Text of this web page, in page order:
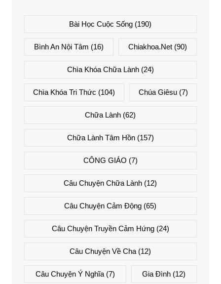
Bài Học Cuộc Sống (190)
Bình An Nội Tâm (16) Chiakhoa.net (90)
Chìa Khóa Chữa Lành(24)
Chìa Khóa Tri Thức (104) Chúa Giêsu(7)
Chữa Lành (62)
Chữa Lành Tâm Hồn(157)
CÔNG GIÁO (7)
Câu Chuyện Chữa Lành (12)
Câu Chuyện Cảm Động (65)
Câu Chuyện Truyền Cảm Hứng(24)
Câu Chuyện Về Cha (12)
Câu Chuyện Ý Nghĩa(7) Gia Đình (12)